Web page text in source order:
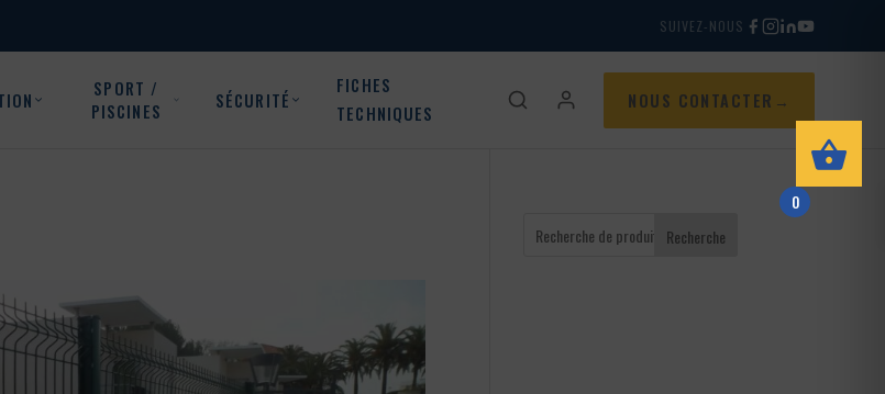
SUIVEZ-NOUS
SPORT /
PISCINES
SÉCURITÉ
FICHES
TECHNIQUES
NOUS CONTACTER
Recherche
0